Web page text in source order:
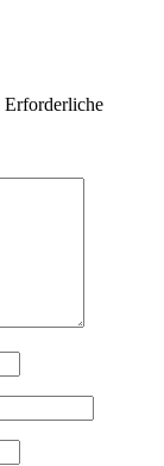
Erforderliche